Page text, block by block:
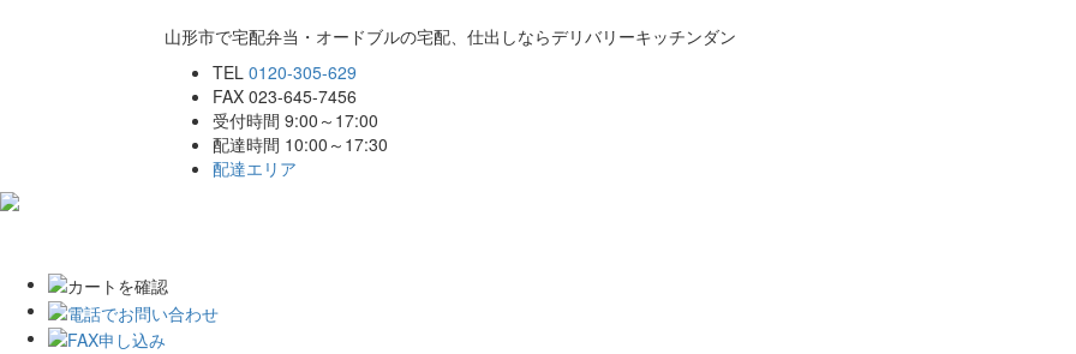
山形市で宅配弁当・オードブルの宅配、仕出しならデリバリーキッチンダン
TEL 0120-305-629
FAX 023-645-7456
受付時間 9:00～17:00
配達時間 10:00～17:30
配達エリア